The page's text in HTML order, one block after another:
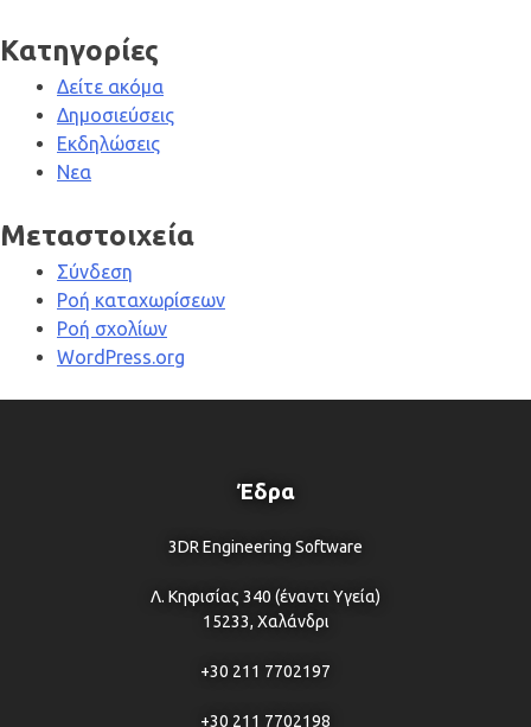
Kατηγορίες
Δείτε ακόμα
Δημοσιεύσεις
Εκδηλώσεις
Νεα
Μεταστοιχεία
Σύνδεση
Ροή καταχωρίσεων
Ροή σχολίων
WordPress.org
Έδρα
3DR Engineering Software
Λ. Κηφισίας 340 (έναντι Υγεία)
15233, Χαλάνδρι
+30 211 7702197
+30 211 7702198